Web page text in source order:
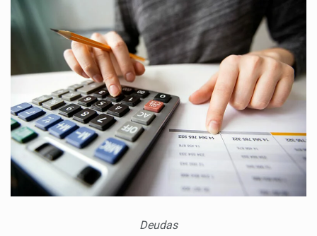
BILLONES
DE
PESOS
ES
LA
DEUDA
DE
LAS
EPS
CON
HOSPITALES
Y
CLÍNICAS
Deudas